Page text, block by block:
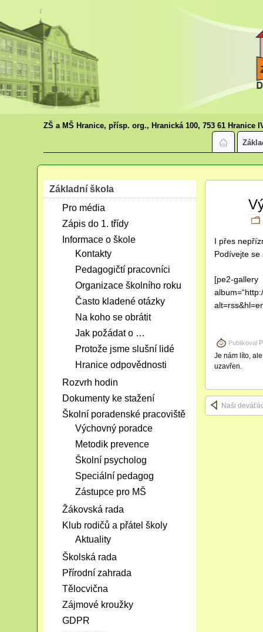
ZŠ a MŠ Hranice, přísp. org., Hranická 100, 753 61 Hranice
I přes
Podívejte
[pe2-gallery
Publikoval
Je nám líto,
uzavřen.
Naši
Základní škola
Pro média
Zápis do 1. třídy
Informace o škole
Kontakty
Pedagogičtí pracovníci
Organizace školního roku
Často kladené otázky
Na koho se obrátit
Jak požádat o …
Protože jsme slušní lidé
Hranice odpovědnosti
Rozvrh hodin
Dokumenty ke stažení
Školní poradenské pracoviště
Výchovný poradce
Metodik prevence
Školní psycholog
Speciální pedagog
Zástupce pro MŠ
Žákovská rada
Klub rodičů a přátel školy
Aktuality
Školská rada
Přírodní zahrada
Tělocvična
Zájmové kroužky
GDPR